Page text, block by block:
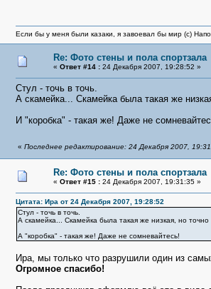
Если бы у меня были казаки, я завоевал бы мир (с)
Re: Фото стены и пола спортзала
« Ответ #14 : 24 Декабря 2007, 19:28:52 »
Стул - точь в точь.
А скамейка... Скамейка была такая же
И "коробка" - такая же! Даже не
« Последнее редактирование: 24 Декабря 2007,
Re: Фото стены и пола спортзала
« Ответ #15 : 24 Декабря 2007, 19:31:35 »
Цитата: Ира от 24 Декабря 2007, 19:28:52
Стул - точь в точь.
А скамейка... Скамейка была такая же низкая, но
А "коробка" - такая же! Даже не сомневайтесь!
Ира, мы только что разрушили один из
Огромное спасибо!